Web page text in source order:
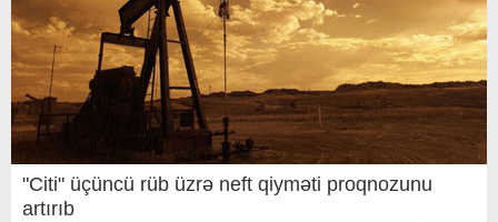
"Citi" üçüncü rüb üzrə neft qiyməti proqnozunu
artırıb